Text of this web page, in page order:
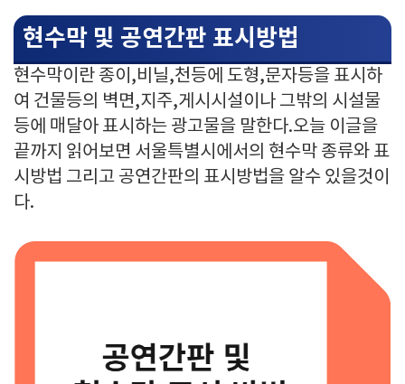
현수막 및 공연간판 표시방법
현수막이란 종이,비닐,천등에 도형,문자등을 표시하
여 건물등의 벽면,지주,게시시설이나 그밖의 시설물
등에 매달아 표시하는 광고물을 말한다.오늘 이글을
끝까지 읽어보면 서울특별시에서의 현수막 종류와 표
시방법 그리고 공연간판의 표시방법을 알수 있을것이
다.